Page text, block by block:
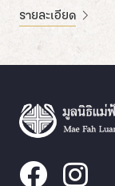
รายละเอียด